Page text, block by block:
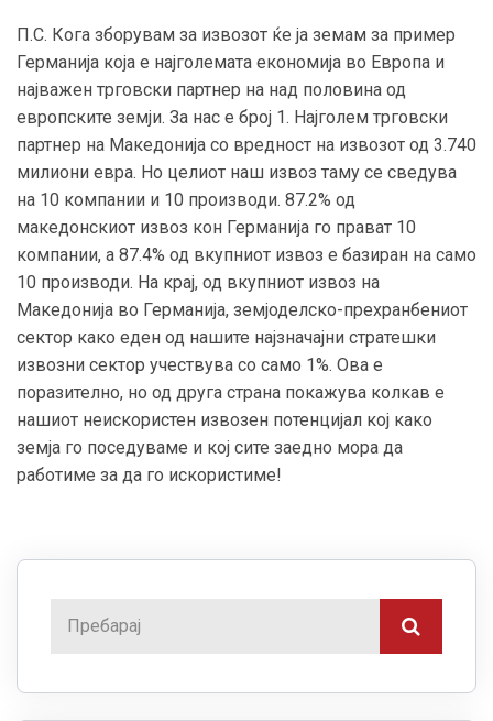
П.С. Кога зборувам за извозот ќе ја земам за пример
Германија која е најголемата економија во Европа и
најважен трговски партнер на над половина од
европските земји. За нас е број 1. Најголем трговски
партнер на Македонија со вредност на извозот од 3.740
милиони евра. Но целиот наш извоз таму се сведува
на 10 компании и 10 производи. 87.2% од
македонскиот извоз кон Германија го прават 10
компании, а 87.4% од вкупниот извоз е базиран на само
10 производи. На крај, од вкупниот извоз на
Македонија во Германија, земјоделско-прехранбениот
сектор како еден од нашите најзначајни стратешки
извозни сектор учествува со само 1%. Ова е
поразително, но од друга страна покажува колкав е
нашиот неискористен извозен потенцијал кој како
земја го поседуваме и кој сите заедно мора да
работиме за да го искористиме!